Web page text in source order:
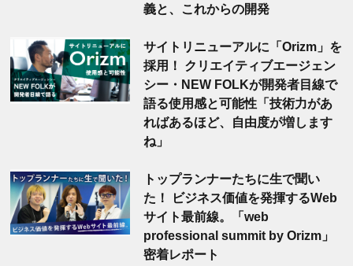
義と、これからの開発
サイトリニューアルに「Orizm」を
採用！ クリエイティブエージェン
シー・NEW FOLKが開発者目線で
語る使用感と可能性「技術力があ
ればあるほど、自由度が増します
ね」
トップランナーたちに生で聞い
た！ ビジネス価値を発揮するWeb
サイト最前線。「web
professional summit by Orizm」
密着レポート